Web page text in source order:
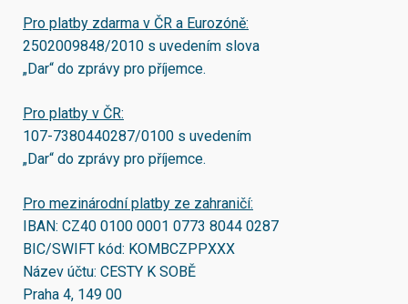
Pro platby zdarma v ČR a Eurozóně:
2502009848/2010 s uvedením slova
„Dar“ do zprávy pro příjemce.
Pro platby v ČR:
107-7380440287/0100 s uvedením
„Dar“ do zprávy pro příjemce.
Pro mezinárodní platby ze zahraničí:
IBAN: CZ40 0100 0001 0773 8044 0287
BIC/SWIFT kód: KOMBCZPPXXX
Název účtu: CESTY K SOBĚ
Praha 4, 149 00